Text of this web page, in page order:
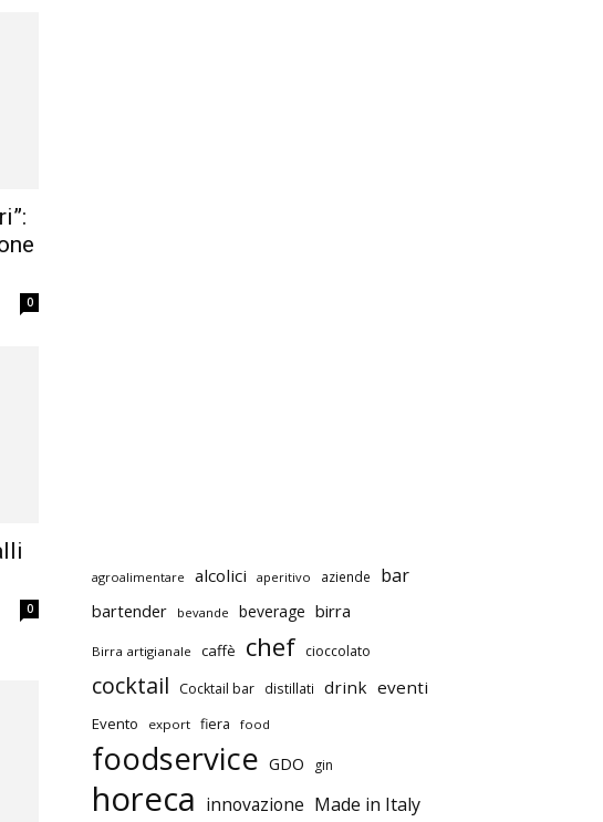
0
0
agroalimentare alcolici aperitivo aziende bar
bartender bevande beverage birra
Birra artigianale caffè chef cioccolato
cocktail Cocktail bar distillati drink eventi
Evento export fiera food
foodservice GDO gin
horeca innovazione Made in Italy